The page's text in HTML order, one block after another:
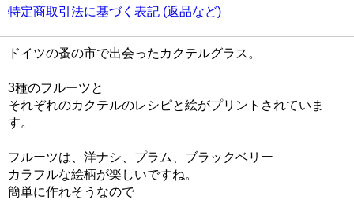
特定商取引法に基づく表記 (返品など)
ドイツの蚤の市で出会ったカクテルグラス。
3種のフルーツと
それぞれのカクテルのレシピと絵がプリントされていま
す。
フルーツは、洋ナシ、プラム、ブラックベリー
カラフルな絵柄が楽しいですね。
簡単に作れそうなので